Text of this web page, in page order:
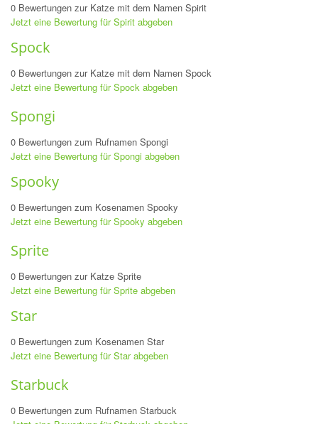
0 Bewertungen zur Katze mit dem Namen Spirit
Jetzt eine Bewertung für Spirit abgeben
Spock
0 Bewertungen zur Katze mit dem Namen Spock
Jetzt eine Bewertung für Spock abgeben
Spongi
0 Bewertungen zum Rufnamen Spongi
Jetzt eine Bewertung für Spongi abgeben
Spooky
0 Bewertungen zum Kosenamen Spooky
Jetzt eine Bewertung für Spooky abgeben
Sprite
0 Bewertungen zur Katze Sprite
Jetzt eine Bewertung für Sprite abgeben
Star
0 Bewertungen zum Kosenamen Star
Jetzt eine Bewertung für Star abgeben
Starbuck
0 Bewertungen zum Rufnamen Starbuck